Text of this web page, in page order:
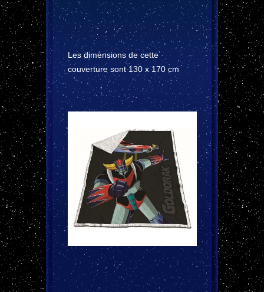
Les dimensions de cette
couverture sont 130 x 170 cm